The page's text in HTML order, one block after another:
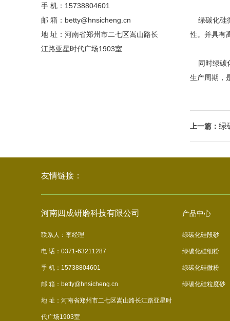
手 机：15738804601
邮 箱：betty@hnsicheng.cn
地 址：河南省郑州市二七区嵩山路长
江路亚星时代广场1903室
绿碳化硅
性。并具有
同时绿碳
生产周期，
上一篇： 绿
友情链接：
河南四成研磨科技有限公司
联系人：李经理
电 话：0371-63211287
手 机：15738804601
邮 箱：betty@hnsicheng.cn
地 址：河南省郑州市二七区嵩山路长江路亚星时
代广场1903室
产品中心
绿碳化硅段砂
绿碳化硅细粉
绿碳化硅微粉
绿碳化硅粒度砂